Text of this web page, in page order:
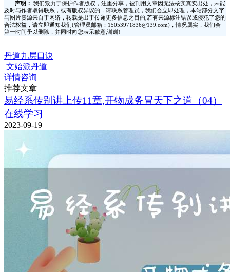
声明：
我们致力于保护作者版权，注重分享，被刊用文章因无法核实真实出处，未能
及时与作者取得联系，或有版权异议的，请联系管理员，我们会立即处理，本站部分文字
与图片资源来自于网络，转载是出于传递更多信息之目的,若有来源标注错误或侵犯了您的
合法权益，请立即通知我们(管理员邮箱：15053971836@139.com)，情况属实，我们会
第一时间予以删除，并同时向您表示歉意,谢谢!
丹道九层口诀
文始派丹道
详情咨询
推荐文章
易经系传别讲上传11章,开物成务冒天下之道（04）
在线学习
2023-09-19